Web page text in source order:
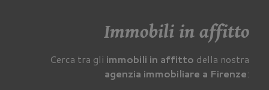
Immobili in affitto
Cerca tra gli immobili in affitto della nostra
agenzia immobiliare a Firenze: